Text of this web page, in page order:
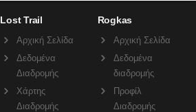
Lost Trail
Αρχική Σελίδα
Δεδομένα
Διαδρομής
Χάρτης
Διαδρομής
Rogkas
Αρχική Σελίδα
Δεδομένα
διαδρομής
Προφίλ
Διαδρομής